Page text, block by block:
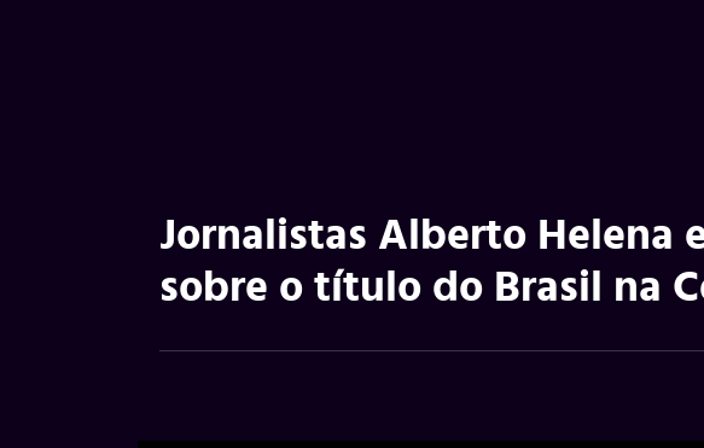
Jornalistas Alberto Helena
sobre o título do Brasil na